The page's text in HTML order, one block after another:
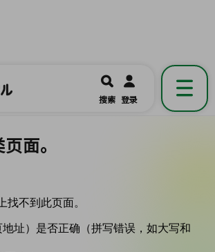
公式の地域情報ポータルアプリ
開く
搜索 登录
面。